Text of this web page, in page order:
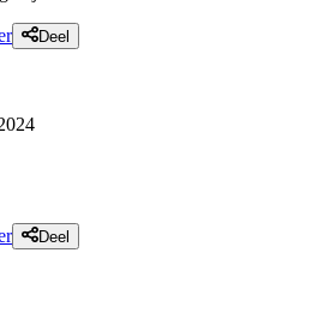
Deel
Deel